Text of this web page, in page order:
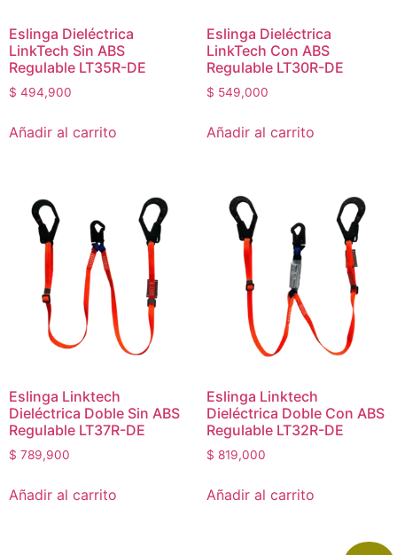
Eslinga Dieléctrica
LinkTech Sin ABS
Regulable LT35R-DE
$ 494,900
Añadir al carrito
Eslinga Dieléctrica
LinkTech Con ABS
Regulable LT30R-DE
$ 549,000
Añadir al carrito
Eslinga Linktech
Dieléctrica Doble Sin ABS
Regulable LT37R-DE
$ 789,900
Añadir al carrito
Eslinga Linktech
Dieléctrica Doble Con ABS
Regulable LT32R-DE
$ 819,000
Añadir al carrito